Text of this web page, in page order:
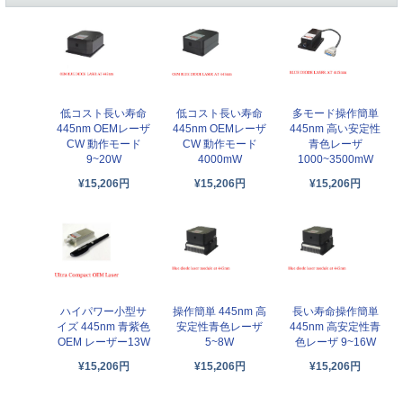
低コスト長い寿命
445nm OEMレーザ
CW 動作モード
9~20W
¥15,206円
低コスト長い寿命
445nm OEMレーザ
CW 動作モード
4000mW
¥15,206円
多モード操作簡単
445nm 高い安定性
青色レーザ
1000~3500mW
¥15,206円
ハイパワー小型サ
イズ 445nm 青紫色
OEM レーザー13W
¥15,206円
操作簡単 445nm 高
安定性青色レーザ
5~8W
¥15,206円
長い寿命操作簡単
445nm 高安定性青
色レーザ 9~16W
¥15,206円